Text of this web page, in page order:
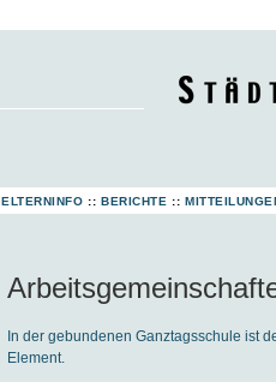
ELTERNINFO :: BERICHTE ::
In der gebundenen Ganztagsschule ist
Element.